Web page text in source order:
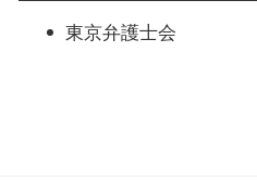
東京弁護士会